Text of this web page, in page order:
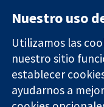
Evidencia fiable.
Decisiones
Nuestro uso
Utilizamos las
nuestro sitio
establecer
ayudarnos a